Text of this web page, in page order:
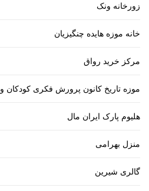
زورخانه ونک
خانه موزه هایده چنگیزیان
مرکز خرید رواق
موزه تاریخ کانون پرورش فکری کودکان و
هلیوم پارک ایران مال
منزل بهرامی
گالری شیرین